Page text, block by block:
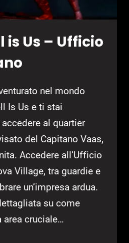
is Us – Ufficio
nel mondo
Is Us e ti stai
al quartier
del Capitano Vaas,
Accedere all’Ufficio
Village, tra guardie e
un’impresa ardua.
su come
area cruciale…